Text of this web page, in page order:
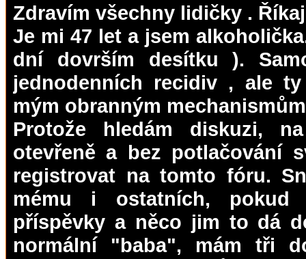
Zdravím všechny lidičky .
Je mi 47 let a jsem
dní dovrším desítku ).
jednodenních recidiv , ale
mým obranným
Protože hledám diskuzi,
otevřeně a bez potlačování
registrovat na tomto fóru.
mému i ostatních,
příspěvky a něco jim to dá
normální "baba", mám tři